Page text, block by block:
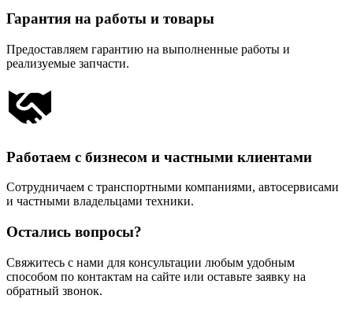
Гарантия на работы и товары
Предоставляем гарантию на выполненные работы и
реализуемые запчасти.
Работаем с бизнесом и частными клиентами
Сотрудничаем с транспортными компаниями, автосервисами
и частными владельцами техники.
Остались вопросы?
Свяжитесь с нами для консультации любым удобным
способом по контактам на сайте или оставьте заявку на
обратный звонок.